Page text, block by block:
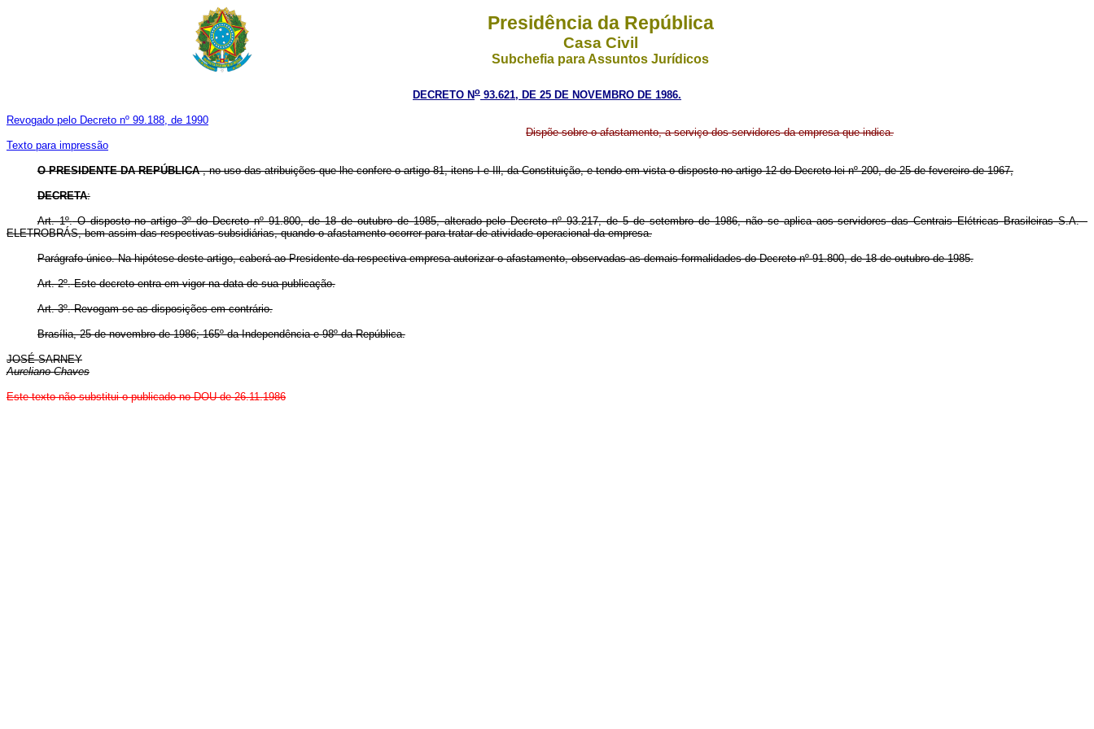
Presidência da República
Casa Civil
Subchefia para Assuntos Jurídicos
DECRETO No 93.621, DE 25 DE NOVEMBRO DE 1986.
Revogado pelo Decreto nº 99.188, de 1990
Texto para impressão
Dispõe sobre o afastamento, a serviço dos servidores da empresa que indica.
O PRESIDENTE DA REPÚBLICA, no uso das atribuições que lhe confere o artigo 81, itens I e Ill, da Constituição, e tendo em vista o disposto no artigo 12 do Decreto-lei nº 200, de 25 de fevereiro de 1967,
DECRETA:
Art. 1º.O disposto no artigo 3º do Decreto nº 91.800, de 18 de outubro de 1985, alterado pelo Decreto nº 93.217, de 5 de setembro de 1986, não se aplica aos servidores das Centrais Elétricas Brasileiras S.A. -
ELETROBRÁS, bem assim das respectivas subsidiárias, quando o afastamento ocorrer para tratar de atividade operacional da empresa.
Parágrafo único. Na hipótese deste artigo, caberá ao Presidente da respectiva empresa autorizar o afastamento, observadas as demais formalidades do Decreto nº 91.800, de 18 de outubro de 1985.
Art. 2º.Este decreto entra em vigor na data de sua publicação.
Art. 3º.Revogam-se as disposições em contrário.
Brasília, 25 de novembro de 1986; 165º da Independência e 98º da República.
JOSÉ SARNEY
Aureliano Chaves
Este texto não substitui o publicado no DOU de 26.11.1986